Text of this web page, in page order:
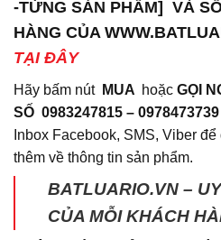
-TỪNG SẢN PHẨM] VÀ
HÀNG CỦA
TẠI ĐÂY
Hãy bấm nút MUA hoặc GỌI
SỐ 0983247815 – 0978473739
Inbox Facebook, SMS, Viber
thêm về thông tin sản phẩm.
BATLUARIO.VN –
CỦA MỖI KHÁCH